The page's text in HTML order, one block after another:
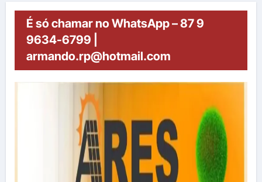
É só chamar no WhatsApp – 87 9
9634-6799 |
armando.rp@hotmail.com